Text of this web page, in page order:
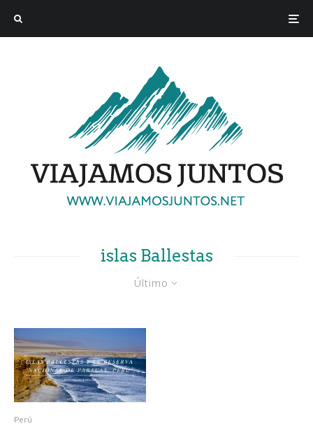
islas Ballestas
Último
Perú